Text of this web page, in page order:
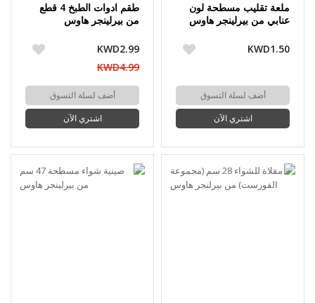
ملعة تقليب مسطحة لون
عنابي من بيرلينجر هاوس
KWD1.50
أضف لسلة التسوق
اشتري الآن
طقم ادوات الطبخ 4 قطع
من بيرلينجر هاوس
KWD2.99
KWD4.99
أضف لسلة التسوق
اشتري الآن